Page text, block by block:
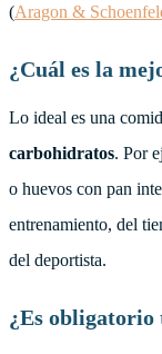
(Aragon &
¿Cuál es la
Lo ideal es una
carbohidratos. Por
o huevos con pan
entrenamiento, del
del deportista.
¿Es obligatorio